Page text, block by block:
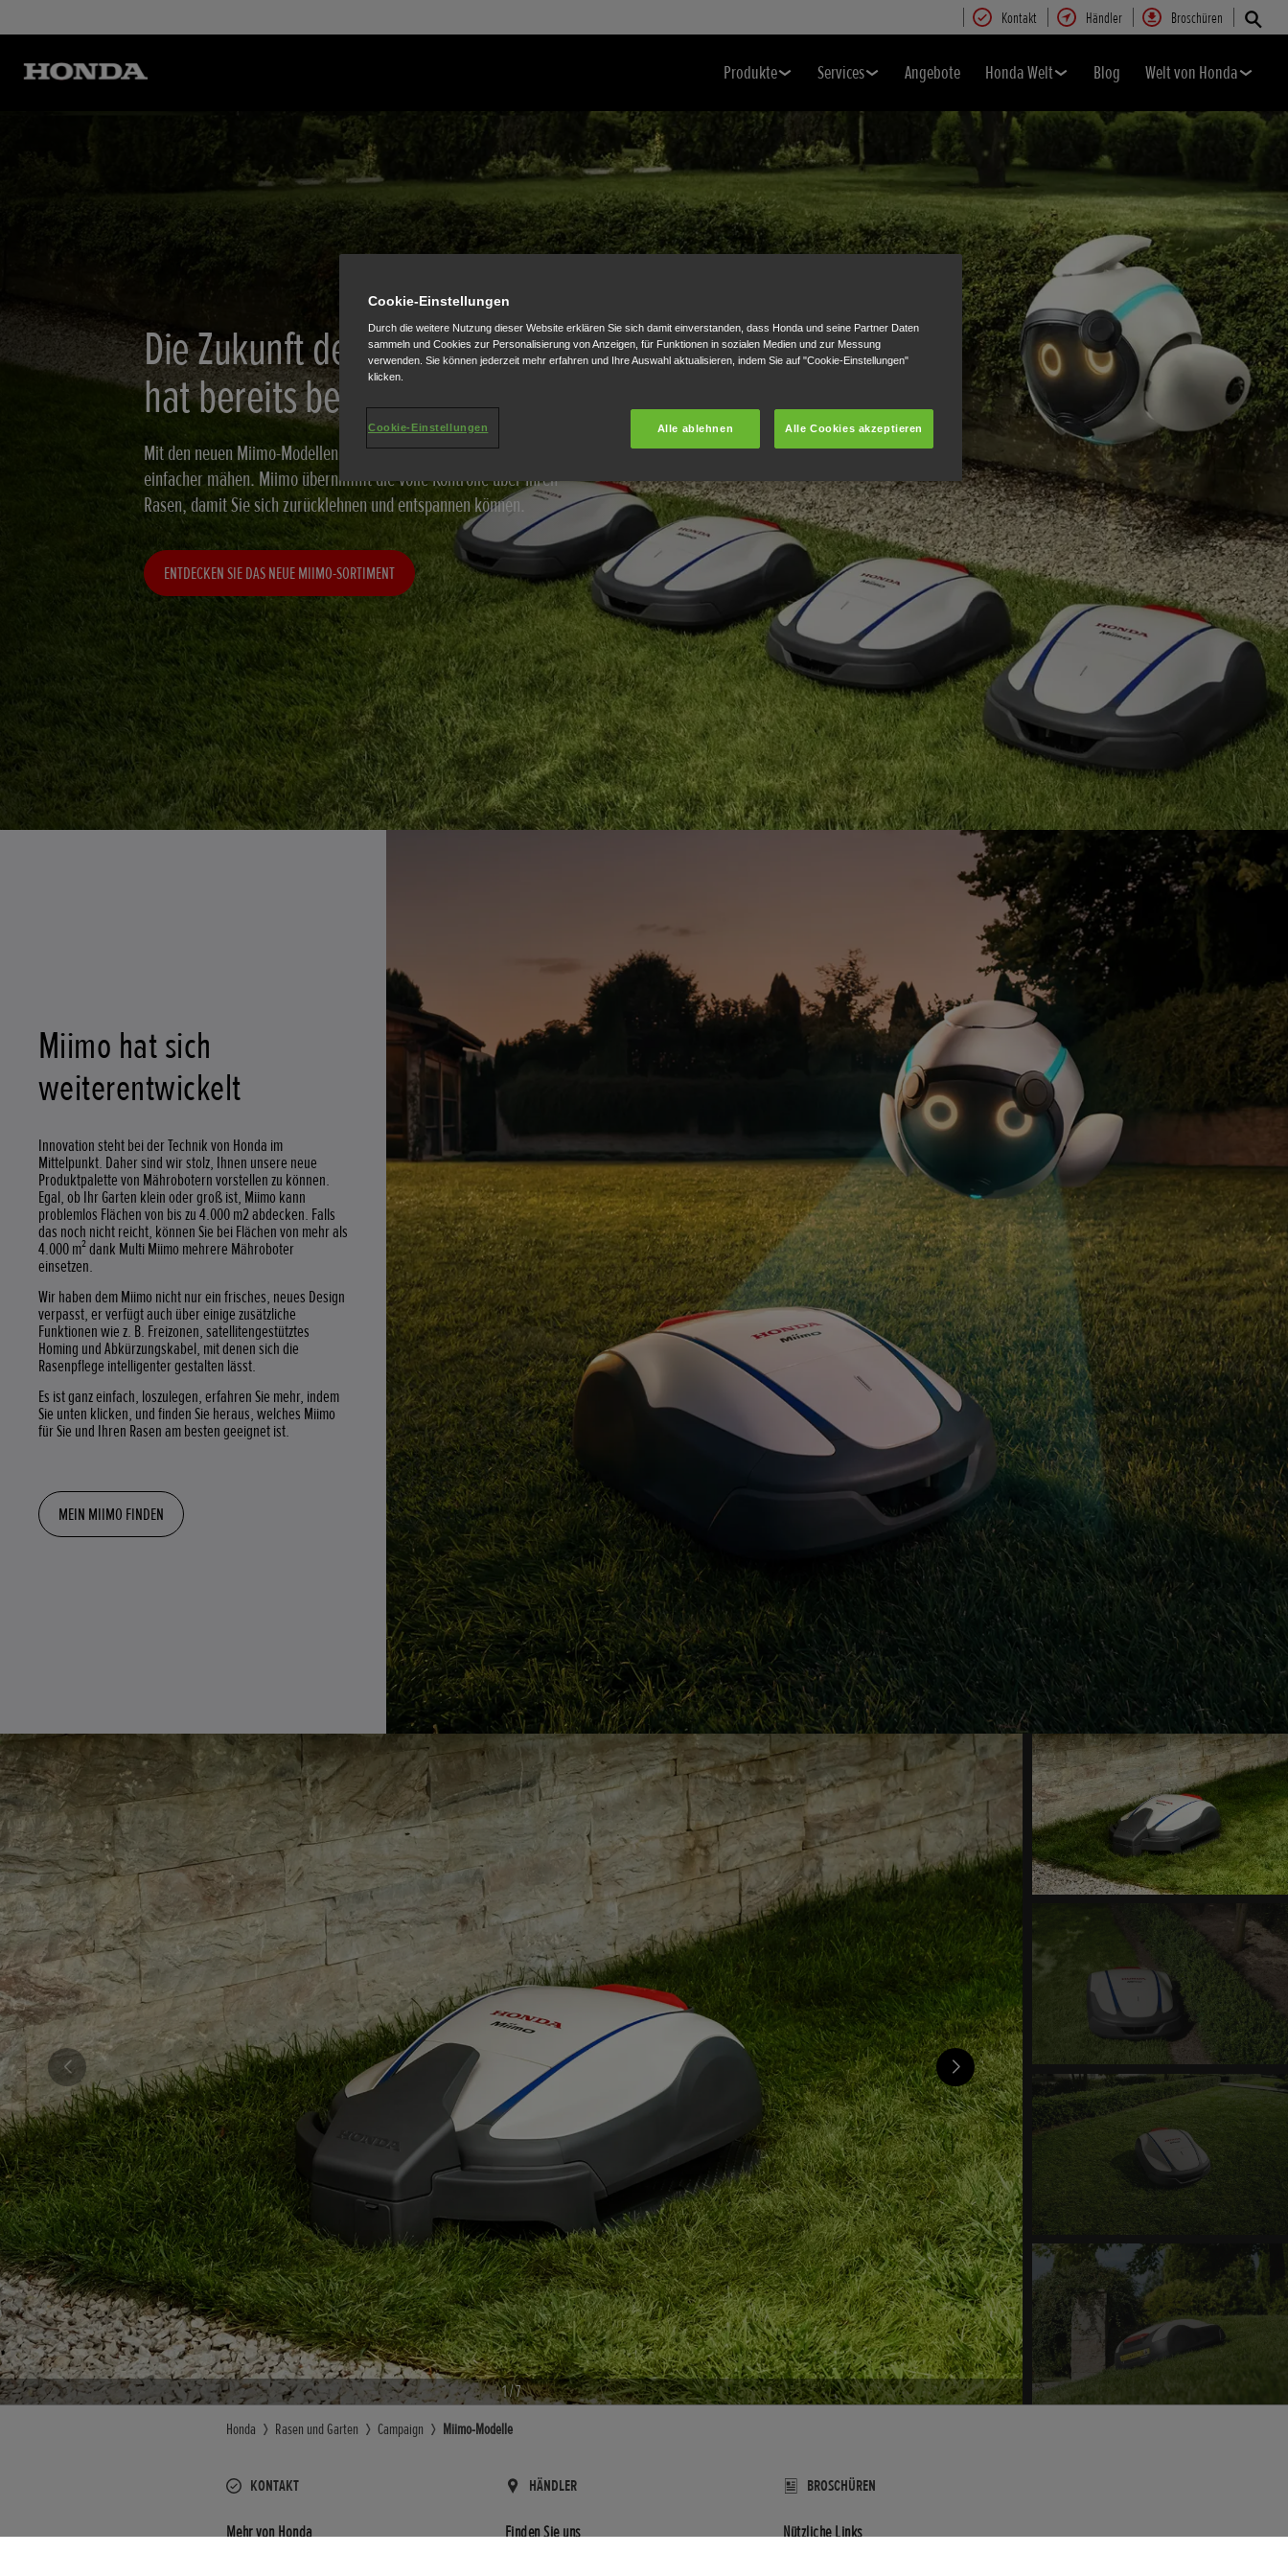
Kontakt Händler Broschüren
Produkte Services Angebote Honda Welt Blog Welt von Honda
Die Zukunft der Rasenpflege
hat bereits begonnen
Mit den neuen Miimo-Modellen lässt sich Ihr Rasen intelligenter und
einfacher mähen. Miimo übernimmt die volle Kontrolle über Ihren
Rasen, damit Sie sich zurücklehnen und entspannen können.
ENTDECKEN SIE DAS NEUE MIIMO-SORTIMENT
Miimo hat sich
weiterentwickelt
Innovation steht bei der Technik von Honda im
Mittelpunkt. Daher sind wir stolz, Ihnen unsere neue
Produktpalette von Mährobotern vorstellen zu können.
Egal, ob Ihr Garten klein oder groß ist, Miimo kann
problemlos Flächen von bis zu 4.000 m2 abdecken. Falls
das noch nicht reicht, können Sie bei Flächen von mehr als
4.000 m² dank Multi Miimo mehrere Mähroboter
einsetzen.
Wir haben dem Miimo nicht nur ein frisches, neues Design
verpasst, er verfügt auch über einige zusätzliche
Funktionen wie z. B. Freizonen, satellitengestütztes
Homing und Abkürzungskabel, mit denen sich die
Rasenpflege intelligenter gestalten lässt.
Es ist ganz einfach, loszulegen, erfahren Sie mehr, indem
Sie unten klicken, und finden Sie heraus, welches Miimo
für Sie und Ihren Rasen am besten geeignet ist.
MEIN MIIMO FINDEN
1/7
Honda Rasen und Garten Campaign Miimo-Modelle
KONTAKT HÄNDLER BROSCHÜREN
Mehr von Honda Finden Sie uns Nützliche Links
Cookie-Einstellungen
Durch die weitere Nutzung dieser Website erklären Sie sich damit einverstanden, dass Honda und seine Partner Daten
sammeln und Cookies zur Personalisierung von Anzeigen, für Funktionen in sozialen Medien und zur Messung
verwenden. Sie können jederzeit mehr erfahren und Ihre Auswahl aktualisieren, indem Sie auf "Cookie-Einstellungen"
klicken.
Alle ablehnen Alle Cookies akzeptieren
Cookie-Einstellungen